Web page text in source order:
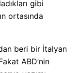
gibi
ortasında
beri bir İtalyan
ABD’nin